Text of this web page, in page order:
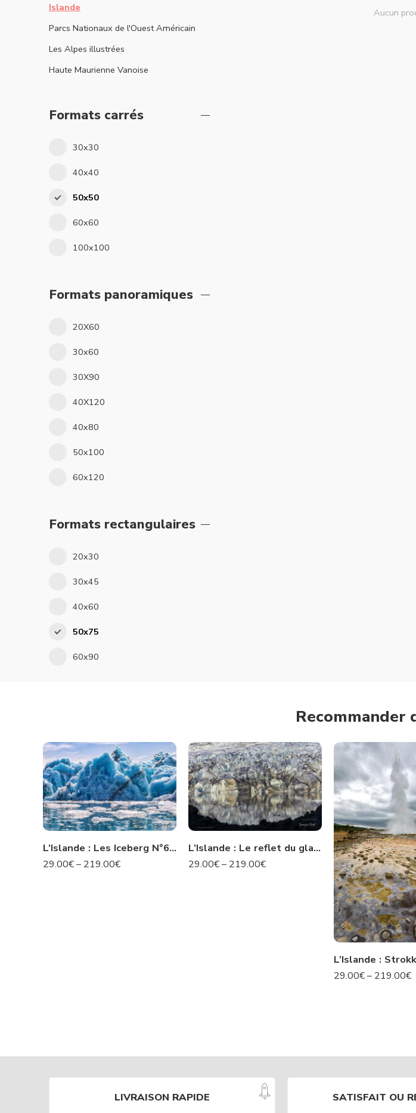
Aucun
Islande
Parcs Nationaux de l'Ouest Américain
Les Alpes illustrées
Haute Maurienne Vanoise
Formats carrés
30x30
40x40
50x50
60x60
100x100
Formats panoramiques
20X60
30x60
30X90
40X120
40x80
50x100
60x120
Formats rectangulaires
20x30
30x45
40x60
50x75
60x90
Recommander
L’Islande : Les Iceberg N°63 IS
29.00€– 219.00€
L’Islande : Le reflet du glacier -N° 22 IS
29.00€– 219.00€
29.00€– 219.00€
LIVRAISON RAPIDE SATISFAIT OU